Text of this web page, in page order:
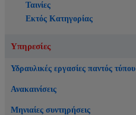
Ταινίες
Εκτός Κατηγορίας
Υπηρεσίες
Υδραυλικές εργασίες παντός τύπου
Ανακαινίσεις
Μηνιαίες συντηρήσεις